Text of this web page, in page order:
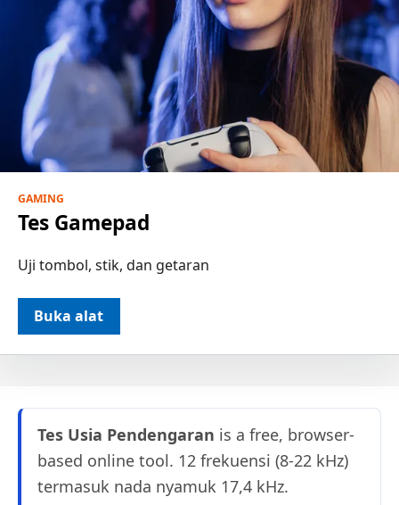
GAMING
Tes Gamepad
Uji tombol, stik, dan getaran
Buka alat
Tes Usia Pendengaran is a free, browser-
based online tool. 12 frekuensi (8-22 kHz)
termasuk nada nyamuk 17,4 kHz.